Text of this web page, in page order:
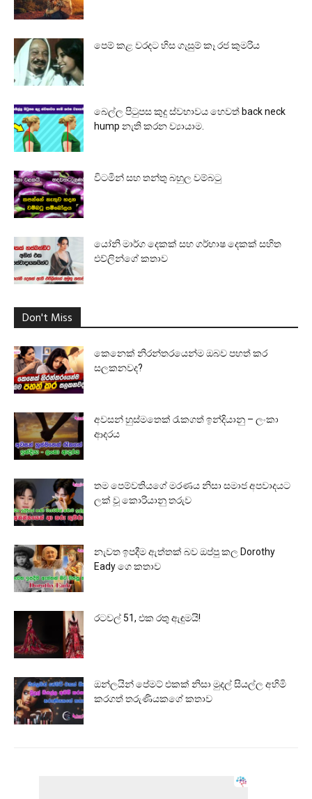
පෙම් කළ වරදට හිස ගැසුම් කෑ රජ කුමරිය
බෙල්ල පිටුපස කුදු ස්වභාවය හෙවත් back neck
hump නැති කරන ව්‍යායාම.
විටමින් සහ තන්තු බහුල වම්බටු
යෝනි මාර්ග දෙකක් සහ ගර්භාෂ දෙකක් සහිත
එව්ලින්ගේ කතාව
Don't Miss
කෙනෙක් නිරන්තරයෙන්ම ඔබව පහත් කර
සලකනවද?
අවසන් හුස්මතෙක් රැකගත් ඉන්දියානු – ලංකා
ආදරය
තම පෙම්වතියගේ මරණය නිසා සමාජ අපවාදයට
ලක් වූ කොරියානු තරුව
නැවත ඉපදීම ඇත්තක් බව ඔප්පු කල Dorothy
Eady ගෙ කතාව
රටවල් 51, එක රතු ඇඳුමයි!
ඔන්ලයින් පේමට් එකක් නිසා මුදල් සියල්ල අහිමි
කරගත් තරුණියකගේ කතාව